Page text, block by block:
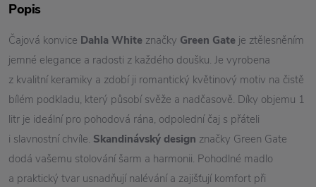
Popis
Čajová konvice Dahla White značky Green Gate je ztělesněním
jemné elegance a radosti z každého doušku. Je vyrobena
z kvalitní keramiky a zdobí ji romantický květinový motiv na čistě
bílém podkladu, který působí svěže a nadčasově. Díky objemu 1
litr je ideální pro pohodová rána, odpolední čaj s přáteli
i slavnostní chvíle. Skandinávský design značky Green Gate
dodá vašemu stolování šarm a harmonii. Pohodlné madlo
a praktický tvar usnadňují nalévání a zajišťují komfort při